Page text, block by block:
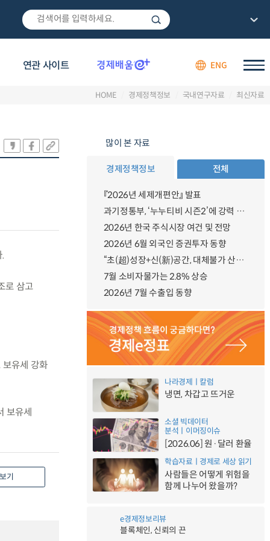
연관 사이트 ENG
HOME 경제정책정보 국내연구자료 최신자료
로 삼고
유세 강화
보유세
기
많이 본 자료
경제정책정보 전체
『2026년 세제개편안』 발표
과기정통부, ‘누누티비 시즌2’에 강력 대응 의지 밝혀
2026년 한국 주식시장 여건 및 전망
2026년 6월 외국인 증권투자 동향
“초(超)성장+신(新)공간, 대체불가 산업강국”
7월 소비자물가는 2.8% 상승
2026년 7월 수출입 동향
나라경제ㅣ칼럼
냉면, 차갑고 뜨거운
소셜 빅데이터
분석ㅣ이머징이슈
[2026.06] 원·달러 환율
학습자료ㅣ경제로 세상 읽기
사람들은 어떻게 위험을
함께 나누어 왔을까?
e경제정보리뷰
블록체인, 신뢰의 끈